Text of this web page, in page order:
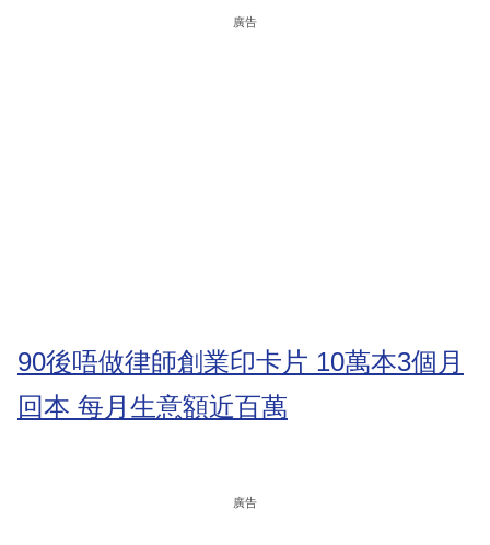
廣告
90後唔做律師創業印卡片 10萬本3個月
回本 每月生意額近百萬
廣告